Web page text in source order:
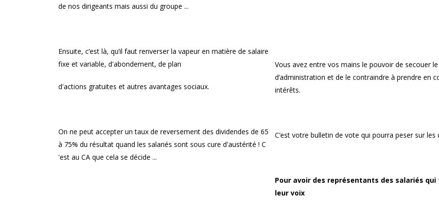
de nos dirigeants mais aussi du groupe ...
Ensuite, c’est là, qu’il faut renverser la vapeur en matière de salaire
fixe et variable, d'abondement, de plan
d'actions gratuites et autres avantages sociaux.
On ne peut accepter un taux de reversement des dividendes de 65
à 75% du résultat quand les salariés sont sous cure d'austérité ! C
'est au CA que cela se décide ...
Vous avez entre vos mains le pouvoir de secouer
d’administration et de le contraindre à prendre en
intérêts.
C’est votre bulletin de vote qui pourra peser sur les
Pour avoir des représentants des salariés
leur voix